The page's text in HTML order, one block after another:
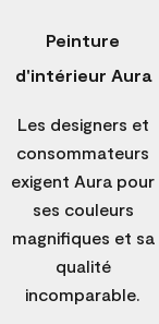
Peinture
d'intérieur Aura
Les designers et
consommateurs
exigent Aura pour
ses couleurs
magnifiques et sa
qualité
incomparable.